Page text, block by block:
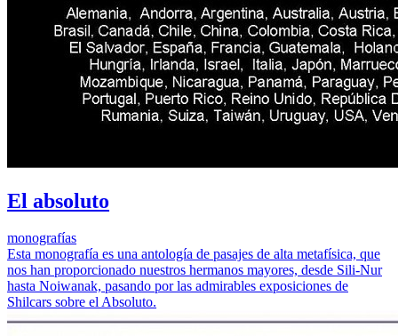
El absoluto
monografías
Esta monografía es una antología de pasajes de alta metafísica, que
nos han proporcionado nuestros hermanos mayores, desde Sili-Nur
hasta Noiwanak, pasando por las admirables exposiciones de
Shilcars sobre el Absoluto.